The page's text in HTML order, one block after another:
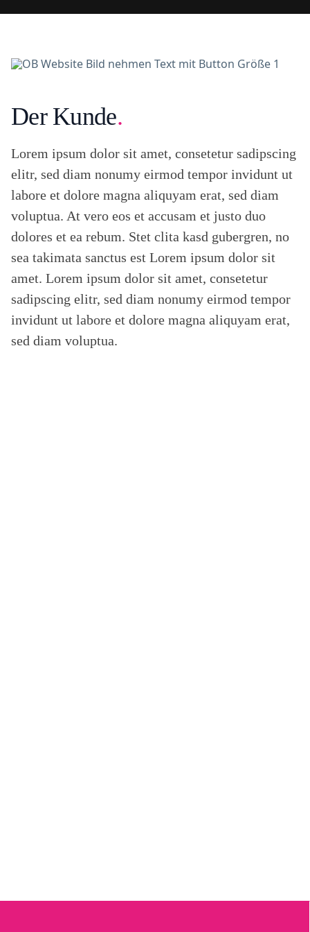
o
Der Kunde.
Lorem ipsum dolor sit amet, consetetur sadipscing
elitr, sed diam nonumy eirmod tempor invidunt ut
labore et dolore magna aliquyam erat, sed diam
voluptua. At vero eos et accusam et justo duo
dolores et ea rebum. Stet clita kasd gubergren, no
sea takimata sanctus est Lorem ipsum dolor sit
amet. Lorem ipsum dolor sit amet, consetetur
sadipscing elitr, sed diam nonumy eirmod tempor
invidunt ut labore et dolore magna aliquyam erat,
sed diam voluptua.